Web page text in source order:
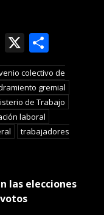
Email
X
colectivo de
gremial
de Trabajo
laboral
trabajadores
las elecciones